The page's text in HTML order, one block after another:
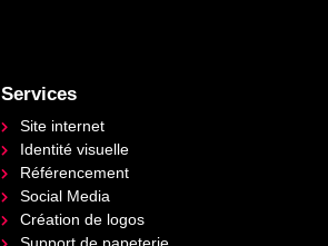
Services
Site internet
Identité visuelle
Référencement
Social Media
Création de logos